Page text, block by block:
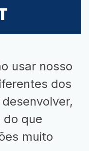
usar nosso
dos
do que
muito